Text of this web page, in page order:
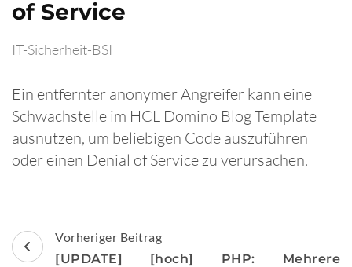
of Service
IT-Sicherheit-BSI
Ein entfernter anonymer Angreifer kann eine
Schwachstelle im HCL Domino Blog Template
ausnutzen, um beliebigen Code auszuführen
oder einen Denial of Service zu verursachen.
Beitragsnavigation
Vorheriger Beitrag
[UPDATE] [hoch] PHP: Mehrere